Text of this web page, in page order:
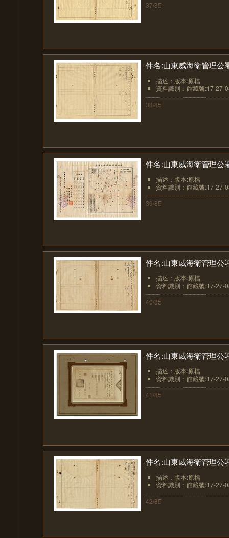
37/85
件名:山東威海衛管理公
描述：版本:原檔
資料識別：館藏號:17-27-
38/85
件名:山東威海衛管理公
描述：版本:原檔
資料識別：館藏號:17-27-
39/85
件名:山東威海衛管理公
描述：版本:原檔
資料識別：館藏號:17-27-
40/85
件名:山東威海衛管理公
描述：版本:原檔
資料識別：館藏號:17-27-
41/85
件名:山東威海衛管理公
描述：版本:原檔
資料識別：館藏號:17-27-
42/85